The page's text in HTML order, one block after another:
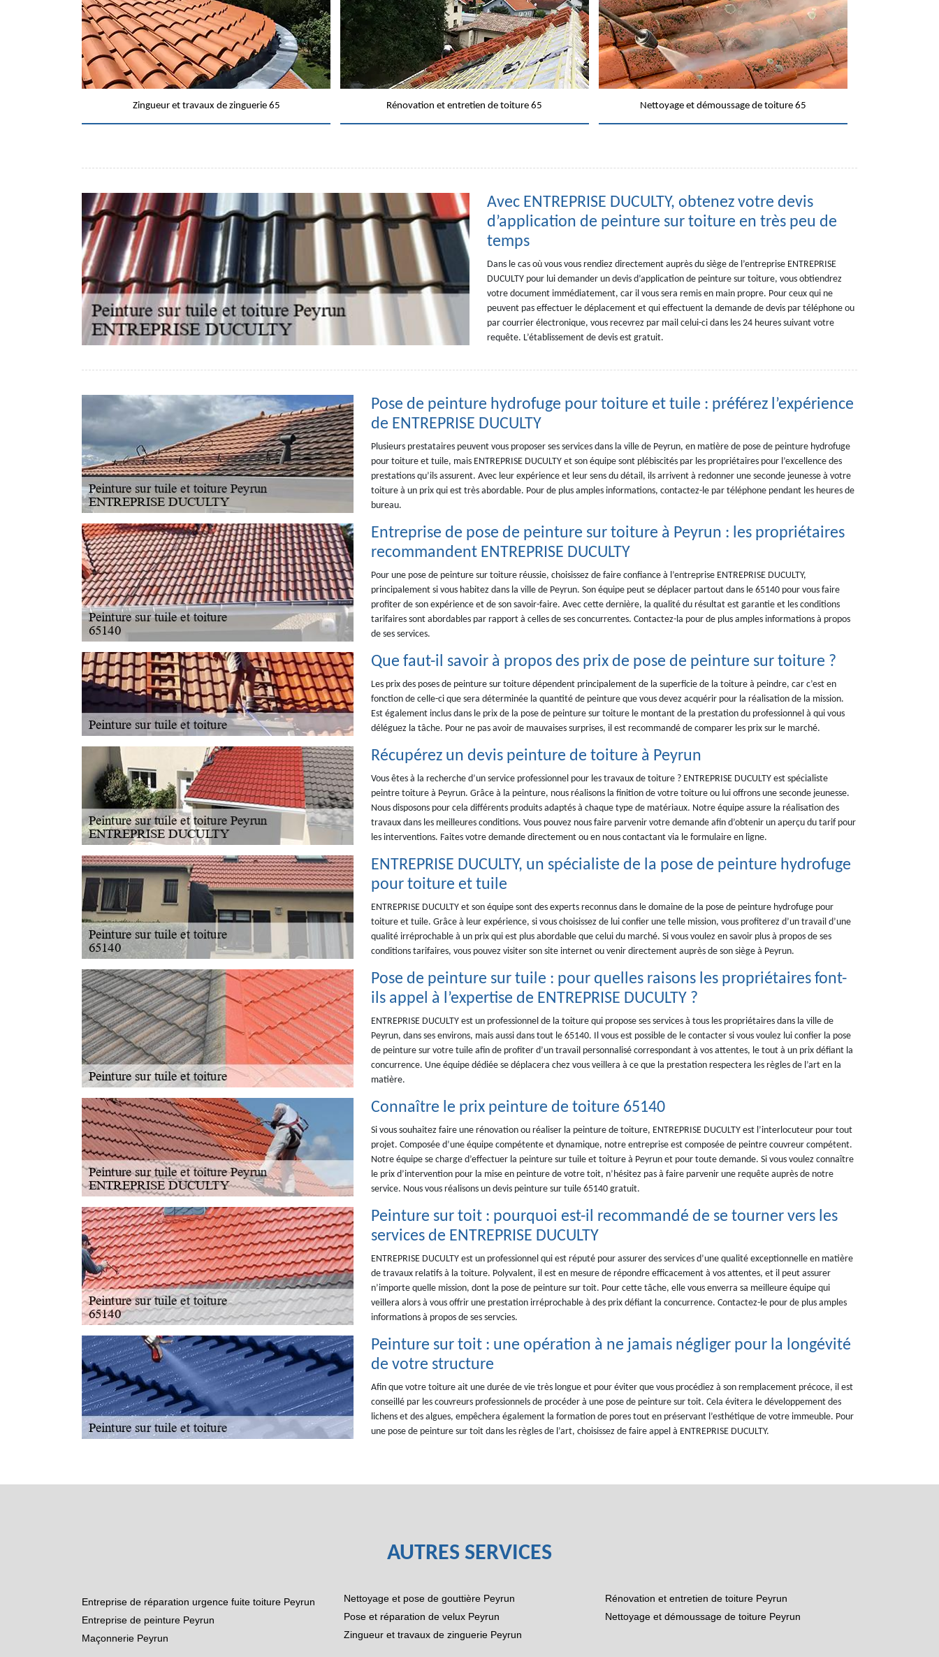
Zingueur et travaux de zinguerie 65 Rénovation et entretien de toiture 65 Nettoyage et démoussage de toiture 65
Avec ENTREPRISE DUCULTY, obtenez votre devis
d’application de peinture sur toiture en très peu de
temps
Dans le cas où vous vous rendiez directement auprès du siège de l’entreprise ENTREPRISE
DUCULTY pour lui demander un devis d’application de peinture sur toiture, vous obtiendrez
votre document immédiatement, car il vous sera remis en main propre. Pour ceux qui ne
peuvent pas effectuer le déplacement et qui effectuent la demande de devis par téléphone ou
par courrier électronique, vous recevrez par mail celui-ci dans les 24 heures suivant votre
requête. L’établissement de devis est gratuit.
Pose de peinture hydrofuge pour toiture et tuile : préférez l’expérience
de ENTREPRISE DUCULTY
Plusieurs prestataires peuvent vous proposer ses services dans la ville de Peyrun, en matière de pose de peinture hydrofuge
pour toiture et tuile, mais ENTREPRISE DUCULTY et son équipe sont plébiscités par les propriétaires pour l’excellence des
prestations qu’ils assurent. Avec leur expérience et leur sens du détail, ils arrivent à redonner une seconde jeunesse à votre
toiture à un prix qui est très abordable. Pour de plus amples informations, contactez-le par téléphone pendant les heures de
bureau.
Entreprise de pose de peinture sur toiture à Peyrun : les propriétaires
recommandent ENTREPRISE DUCULTY
Pour une pose de peinture sur toiture réussie, choisissez de faire confiance à l’entreprise ENTREPRISE DUCULTY,
principalement si vous habitez dans la ville de Peyrun. Son équipe peut se déplacer partout dans le 65140 pour vous faire
profiter de son expérience et de son savoir-faire. Avec cette dernière, la qualité du résultat est garantie et les conditions
tarifaires sont abordables par rapport à celles de ses concurrentes. Contactez-la pour de plus amples informations à propos
de ses services.
Que faut-il savoir à propos des prix de pose de peinture sur toiture ?
Les prix des poses de peinture sur toiture dépendent principalement de la superficie de la toiture à peindre, car c’est en
fonction de celle-ci que sera déterminée la quantité de peinture que vous devez acquérir pour la réalisation de la mission.
Est également inclus dans le prix de la pose de peinture sur toiture le montant de la prestation du professionnel à qui vous
déléguez la tâche. Pour ne pas avoir de mauvaises surprises, il est recommandé de comparer les prix sur le marché.
Récupérez un devis peinture de toiture à Peyrun
Vous êtes à la recherche d’un service professionnel pour les travaux de toiture ? ENTREPRISE DUCULTY est spécialiste
peintre toiture à Peyrun. Grâce à la peinture, nous réalisons la finition de votre toiture ou lui offrons une seconde jeunesse.
Nous disposons pour cela différents produits adaptés à chaque type de matériaux. Notre équipe assure la réalisation des
travaux dans les meilleures conditions. Vous pouvez nous faire parvenir votre demande afin d’obtenir un aperçu du tarif pour
les interventions. Faites votre demande directement ou en nous contactant via le formulaire en ligne.
ENTREPRISE DUCULTY, un spécialiste de la pose de peinture hydrofuge
pour toiture et tuile
ENTREPRISE DUCULTY et son équipe sont des experts reconnus dans le domaine de la pose de peinture hydrofuge pour
toiture et tuile. Grâce à leur expérience, si vous choisissez de lui confier une telle mission, vous profiterez d’un travail d’une
qualité irréprochable à un prix qui est plus abordable que celui du marché. Si vous voulez en savoir plus à propos de ses
conditions tarifaires, vous pouvez visiter son site internet ou venir directement auprès de son siège à Peyrun.
Pose de peinture sur tuile : pour quelles raisons les propriétaires font-
ils appel à l’expertise de ENTREPRISE DUCULTY ?
ENTREPRISE DUCULTY est un professionnel de la toiture qui propose ses services à tous les propriétaires dans la ville de
Peyrun, dans ses environs, mais aussi dans tout le 65140. Il vous est possible de le contacter si vous voulez lui confier la pose
de peinture sur votre tuile afin de profiter d’un travail personnalisé correspondant à vos attentes, le tout à un prix défiant la
concurrence. Une équipe dédiée se déplacera chez vous veillera à ce que la prestation respectera les règles de l’art en la
matière.
Connaître le prix peinture de toiture 65140
Si vous souhaitez faire une rénovation ou réaliser la peinture de toiture, ENTREPRISE DUCULTY est l’interlocuteur pour tout
projet. Composée d’une équipe compétente et dynamique, notre entreprise est composée de peintre couvreur compétent.
Notre équipe se charge d’effectuer la peinture sur tuile et toiture à Peyrun et pour toute demande. Si vous voulez connaître
le prix d’intervention pour la mise en peinture de votre toit, n’hésitez pas à faire parvenir une requête auprès de notre
service. Nous vous réalisons un devis peinture sur tuile 65140 gratuit.
Peinture sur toit : pourquoi est-il recommandé de se tourner vers les
services de ENTREPRISE DUCULTY
ENTREPRISE DUCULTY est un professionnel qui est réputé pour assurer des services d’une qualité exceptionnelle en matière
de travaux relatifs à la toiture. Polyvalent, il est en mesure de répondre efficacement à vos attentes, et il peut assurer
n’importe quelle mission, dont la pose de peinture sur toit. Pour cette tâche, elle vous enverra sa meilleure équipe qui
veillera alors à vous offrir une prestation irréprochable à des prix défiant la concurrence. Contactez-le pour de plus amples
informations à propos de ses servcies.
Peinture sur toit : une opération à ne jamais négliger pour la longévité
de votre structure
Afin que votre toiture ait une durée de vie très longue et pour éviter que vous procédiez à son remplacement précoce, il est
conseillé par les couvreurs professionnels de procéder à une pose de peinture sur toit. Cela évitera le développement des
lichens et des algues, empêchera également la formation de pores tout en préservant l’esthétique de votre immeuble. Pour
une pose de peinture sur toit dans les règles de l’art, choisissez de faire appel à ENTREPRISE DUCULTY.
AUTRES SERVICES
Entreprise de réparation urgence fuite toiture Peyrun
Entreprise de peinture Peyrun
Maçonnerie Peyrun
Nettoyage et pose de gouttière Peyrun
Pose et réparation de velux Peyrun
Zingueur et travaux de zinguerie Peyrun
Rénovation et entretien de toiture Peyrun
Nettoyage et démoussage de toiture Peyrun